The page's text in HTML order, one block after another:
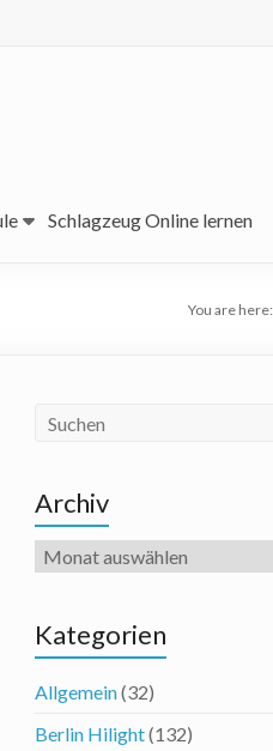
Schlagzeug Online lernen
You are here:
Archiv
Archiv
Kategorien
Allgemein(32)
Berlin Hilight(132)